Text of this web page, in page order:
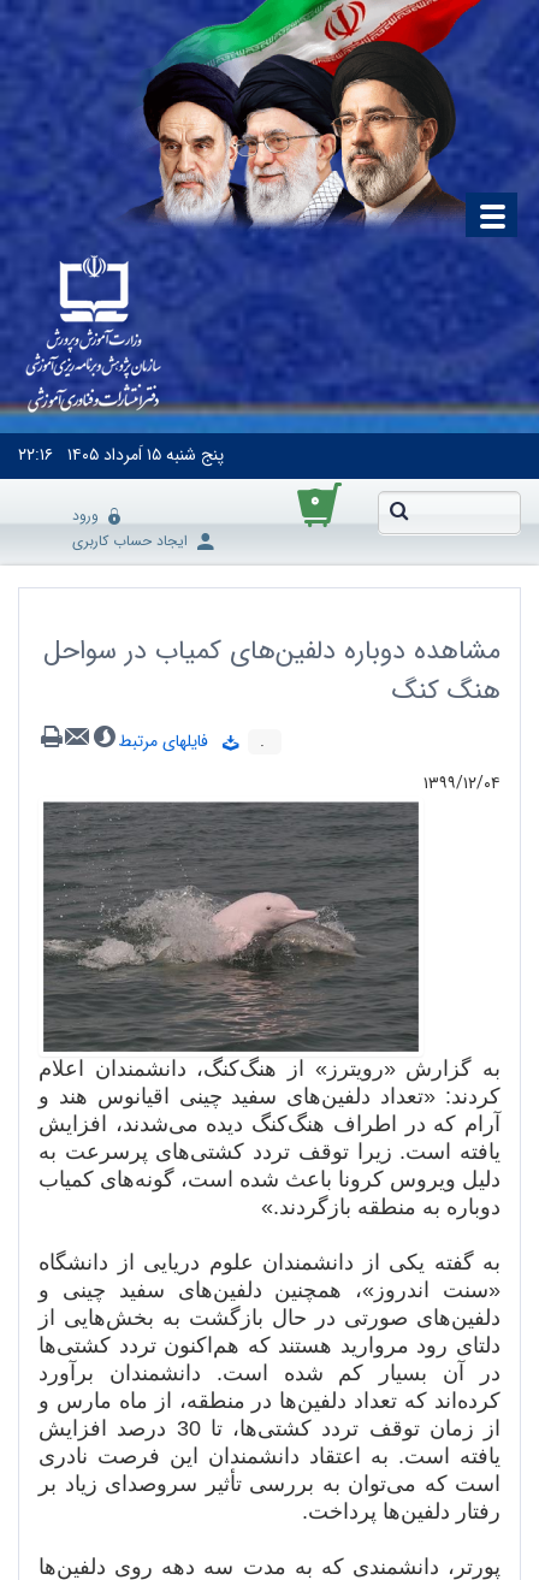
پنج شنبه۱۵ اَمرداد ۱۴۰۵ ۲۲:۱۶
۰
ورود
ایجاد حساب کاربری
مشاهده دوباره دلفین‌‌های کمیاب در سواحل
هنگ ‌کنگ
.
فایلهای مرتبط
۱۳۹۹/۱۲/۰۴
به گزارش «رویترز» از هنگ‌کنگ، دانشمندان اعلام
کردند: «تعداد دلفین‌های سفید چینی اقیانوس هند و
آرام که در اطراف هنگ‌کنگ دیده می‌شدند، افزایش
یافته است. زیرا توقف تردد کشتی‌های پرسرعت به
دلیل ویروس کرونا باعث شده است، گونه‌های کمیاب
دوباره به منطقه بازگردند.»
به گفته یکی از دانشمندان علوم دریایی از دانشگاه
«سنت اندروز»، همچنین دلفین‌های سفید چینی و
دلفین‌های صورتی در حال بازگشت به بخش‌هایی از
دلتای رود مروارید هستند که هم‌اکنون تردد کشتی‌ها
در آن بسیار کم شده است. دانشمندان برآورد
کرده‌اند که تعداد دلفین‌ها در منطقه، از ماه مارس و
از زمان توقف تردد کشتی‌ها، تا 30 درصد افزایش
یافته است. به اعتقاد دانشمندان این فرصت نادری
است که می‌توان به بررسی تأثیر سروصدای زیاد بر
رفتار دلفین‌ها پرداخت.
پورتر، دانشمندی که به مدت سه دهه روی دلفین‌ها